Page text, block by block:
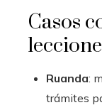
Casos
Ruanda:
trámites